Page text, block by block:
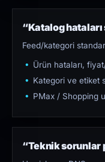
“Katalog hataları
Feed/kategori
Ürün hataları,
Kategori ve etiket
PMax / Shopping
“Teknik sorunlar